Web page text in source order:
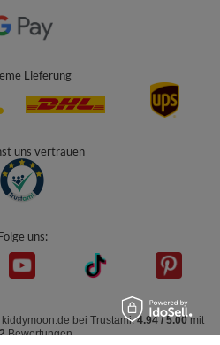
Lieferung
uns vertrauen
uns:
kiddymoon.de bei Trustami:4.94/5.00mit
Bewertungen